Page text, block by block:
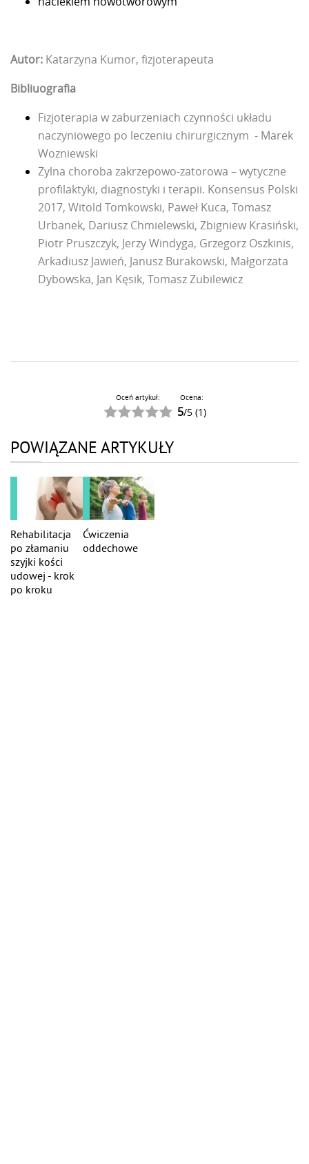
Autor: Katarzyna Kumor, fizjoterapeuta
Bibliuografia
Fizjoterapia w zaburzeniach czynności układu
naczyniowego po leczeniu chirurgicznym - Marek
Wozniewski
Żylna choroba zakrzepowo-zatorowa – wytyczne
profilaktyki, diagnostyki i terapii. Konsensus Polski
2017, Witold Tomkowski, Paweł Kuca, Tomasz
Urbanek, Dariusz Chmielewski, Zbigniew Krasiński,
Piotr Pruszczyk, Jerzy Windyga, Grzegorz Oszkinis,
Arkadiusz Jawień, Janusz Burakowski, Małgorzata
Dybowska, Jan Kęsik, Tomasz Zubilewicz
Oceń artykuł: Ocena:
5/5(1)
POWIĄZANE ARTYKUŁY
Rehabilitacja
po złamaniu
szyjki kości
udowej - krok
po kroku
Ćwiczenia
oddechowe